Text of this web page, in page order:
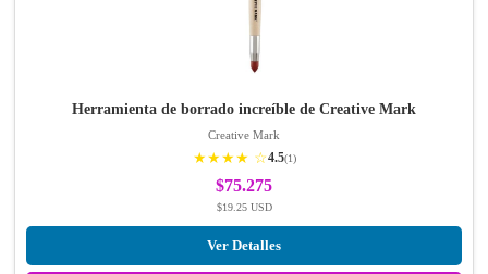
Herramienta de borrado increíble de Creative Mark
Creative Mark
★★★★ ☆4.5(1)
$75.275
$19.25 USD
Ver Detalles